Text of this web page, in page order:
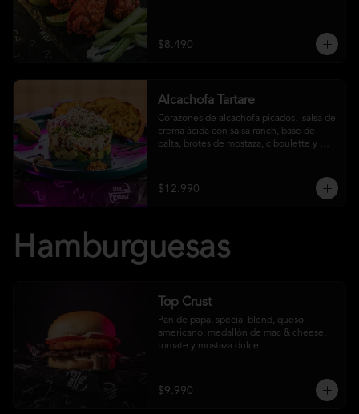
$8.490
Alcachofa Tartare
Corazones de alcachofa picados, ,salsa de
crema ácida con salsa ranch, base de
palta, brotes de mostaza, ciboulette y
$12.990
Hamburguesas
Top Crust
Pan de papa, special blend, queso
americano, medallón de mac & cheese,
tomate y mostaza dulce
$9.990